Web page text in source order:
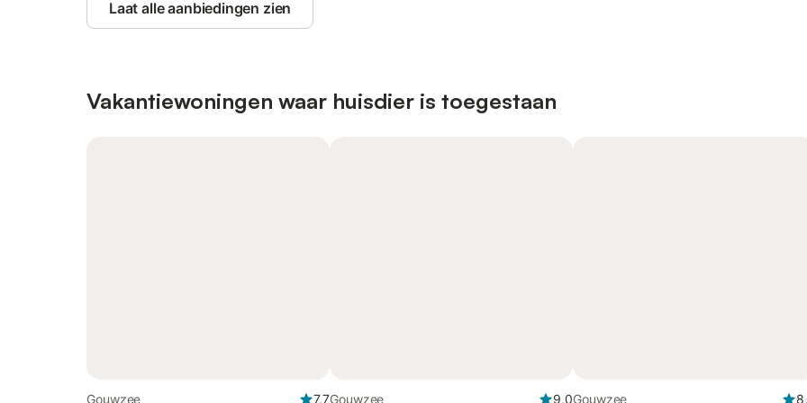
Laat alle aanbiedingen zien
Vakantiewoningen waar huisdier is toegestaan
Gouwzee 7,7Gouwzee 9,0Gouwzee